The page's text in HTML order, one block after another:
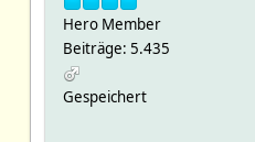
Hero Member
Beiträge: 5.435
Gespeichert